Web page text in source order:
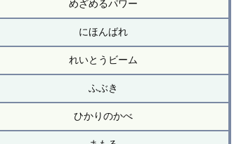
めざめるパワー
にほんばれ
れいとうビーム
ふぶき
ひかりのかべ